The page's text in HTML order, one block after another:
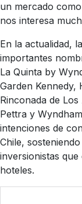
un mercado
nos interesa
En la actualidad,
importantes
La Quinta by
Garden
Rinconada de
Pettra y
intenciones de
Chile,
inversionistas
hoteles.